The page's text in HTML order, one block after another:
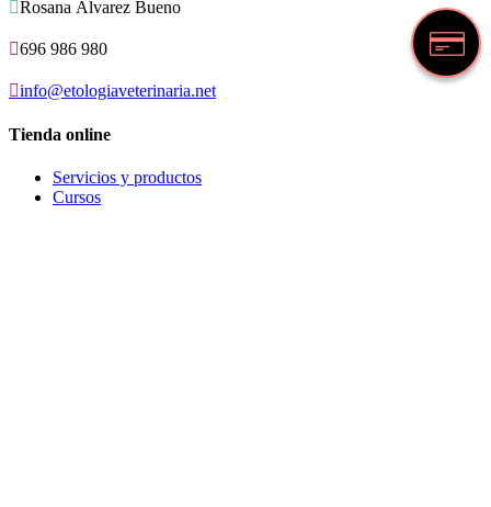
Rosana Álvarez Bueno
696 986 980
info@etologiaveterinaria.net
Tienda online
Servicios y productos
Cursos